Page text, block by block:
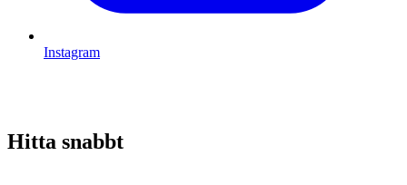
Instagram
Hitta snabbt